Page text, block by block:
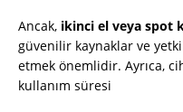
Ancak, ikinci el veya spot
güvenilir kaynaklar ve
etmek önemlidir. Ayrıca,
kullanım süresi